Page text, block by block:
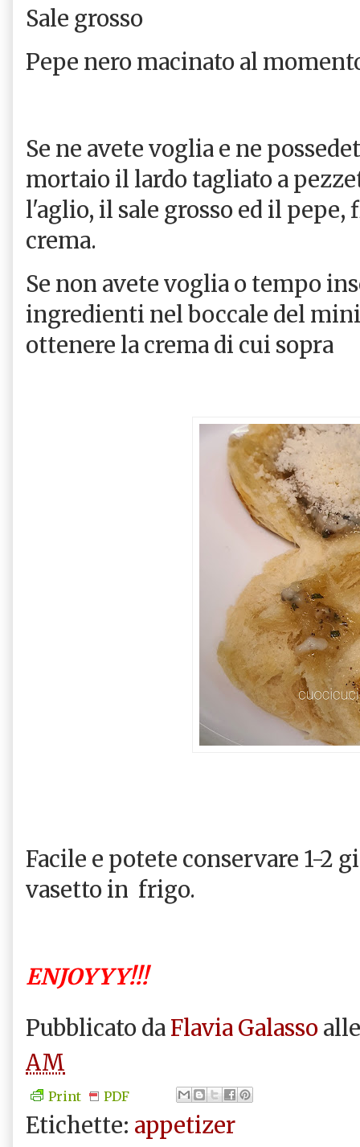
Sale grosso
Pepe nero macinato al
Se ne avete voglia e ne
mortaio il lardo tagliato a
l'aglio, il sale grosso ed il pepe,
crema.
Se non avete voglia o tempo
ingredienti nel boccale del
ottenere la crema di cui sopra
Facile e potete conservare 1-2
vasetto in frigo.
ENJOYYY!!!
Pubblicato da Flavia Galasso
AM
Print PDF
Etichette: appetizer